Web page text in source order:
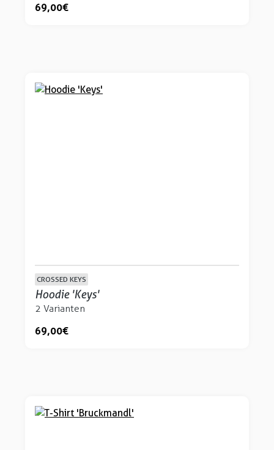
69,00 €
CROSSED KEYS
Hoodie 'Keys'
2 Varianten
69,00 €